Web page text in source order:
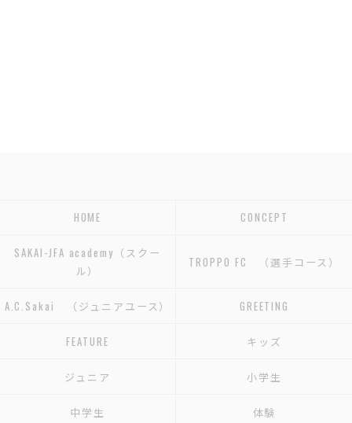
HOME CONCEPT
SAKAI-JFA academy（スクー
ル）
TROPPO FC （選手コース）
A.C.Sakai （ジュニアユース） GREETING
FEATURE キッズ
ジュニア 小学生
中学生 体験